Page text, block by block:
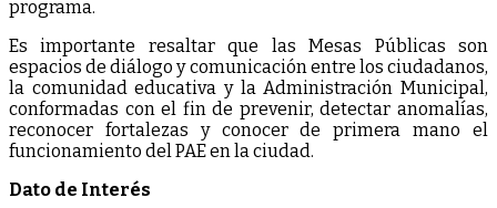
programa.
Es importante resaltar que las Mesas Públicas son
espacios de diálogo y comunicación entre los ciudadanos,
la comunidad educativa y la Administración Municipal,
conformadas con el fin de prevenir, detectar anomalías,
reconocer fortalezas y conocer de primera mano el
funcionamiento del PAE en la ciudad.
Dato de Interés